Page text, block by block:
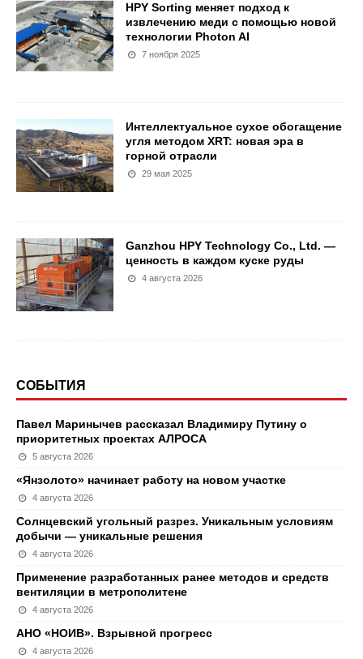
HPY Sorting меняет подход к
извлечению меди с помощью новой
технологии Photon AI
7 ноября 2025
Интеллектуальное сухое обогащение
угля методом XRT: новая эра в
горной отрасли
29 мая 2025
Ganzhou HPY Technology Co., Ltd. —
ценность в каждом куске руды
4 августа 2026
СОБЫТИЯ
Павел Маринычев рассказал Владимиру Путину о
приоритетных проектах АЛРОСА
5 августа 2026
«Янзолото» начинает работу на новом участке
4 августа 2026
Солнцевский угольный разрез. Уникальным условиям
добычи — уникальные решения
4 августа 2026
Применение разработанных ранее методов и средств
вентиляции в метрополитене
4 августа 2026
АНО «НОИВ». Взрывной прогресс
4 августа 2026